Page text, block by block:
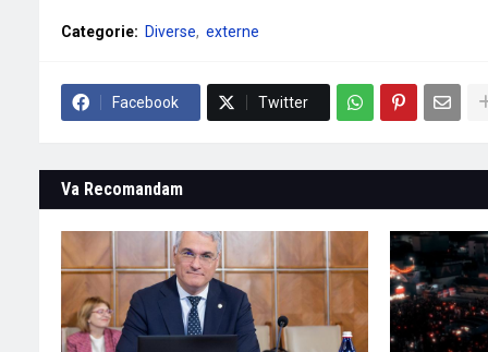
Categorie: Diverse externe
Facebook Twitter
Va Recomandam